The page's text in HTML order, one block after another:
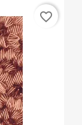
favorite_border